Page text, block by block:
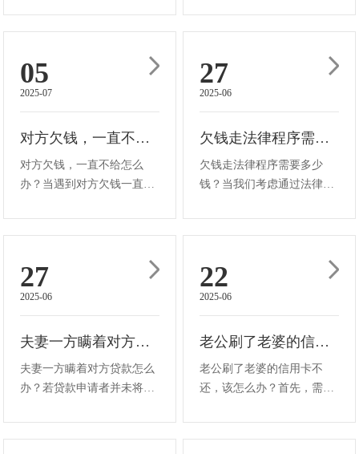
股东通常仅以其出资额为限
在以下情况时，股东可能需
承担责任：1.股东未完全履
行出资义务，在未出资范围
内对公司···
担。首先，从法律层面来
有独立的法人财产，也就享
有法人财产权。这意味着公
司能够以其全部的财产去应
对公司所面···
05
2025-07
对方欠钱，一直不给怎么办
对方欠钱，一直不给怎么
办？当遇到对方欠钱一直不
步骤来处理。首先，一定要
决。这其实是最为简便的途
径，你可以直接跟对方坦诚
地表明他的还款义务，让他
清楚知道逾···
27
2025-06
欠钱走法律程序需要多少钱
欠钱走法律程序需要多少
钱？当我们考虑通过法律程
的费用主要包含诉讼费以及
生，这取决于是否聘请律
师）。诉讼费的收取是根据
欠款的金额按一···
27
2025-06
夫妻一方瞒着对方贷款怎么办
夫妻一方瞒着对方贷款怎么
办？若贷款申请者并未将借
维持的家庭生活，那么此笔
22
2025-06
老公刷了老婆的信用卡不还，该怎么办
老公刷了老婆的信用卡不
还，该怎么办？首先，需明
债务偿还责任应由持卡人自